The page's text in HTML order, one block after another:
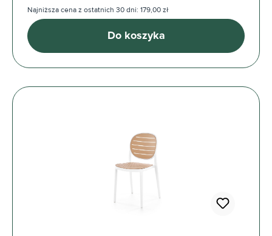
Najniższa cena z ostatnich 30 dni: 179,00 zł
Do koszyka